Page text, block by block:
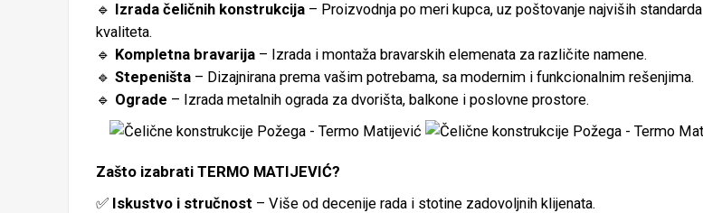
🔹 Izrada čeličnih konstrukcija – Proizvodnja po meri kupca, uz poštovanje najviših standarda
kvaliteta.
🔹 Kompletna bravarija – Izrada i montaža bravarskih elemenata za različite namene.
🔹 Stepeništa – Dizajnirana prema vašim potrebama, sa modernim i funkcionalnim rešenjima.
🔹 Ograde – Izrada metalnih ograda za dvorišta, balkone i poslovne prostore.
Zašto izabrati TERMO MATIJEVIĆ?
✅ Iskustvo i stručnost – Više od decenije rada i stotine zadovoljnih klijenata.